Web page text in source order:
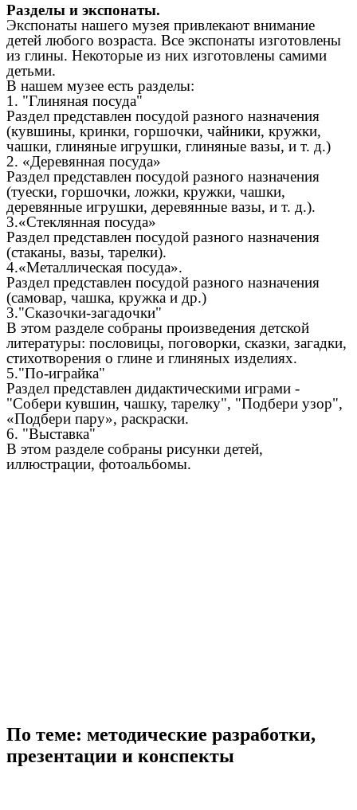
Разделы и экспонаты.
Экспонаты нашего музея привлекают внимание
детей любого возраста. Все экспонаты изготовлены
из глины. Некоторые из них изготовлены самими
детьми.
В нашем музее есть разделы:
1. "Глиняная посуда"
Раздел представлен посудой разного назначения
(кувшины, кринки, горшочки, чайники, кружки,
чашки, глиняные игрушки, глиняные вазы, и т. д.)
2. «Деревянная посуда»
Раздел представлен посудой разного назначения
(туески, горшочки, ложки, кружки, чашки,
деревянные игрушки, деревянные вазы, и т. д.).
3.«Стеклянная посуда»
Раздел представлен посудой разного назначения
(стаканы, вазы, тарелки).
4.«Металлическая посуда».
Раздел представлен посудой разного назначения
(самовар, чашка, кружка и др.)
3."Сказочки-загадочки"
В этом разделе собраны произведения детской
литературы: пословицы, поговорки, сказки, загадки,
стихотворения о глине и глиняных изделиях.
5."По-играйка"
Раздел представлен дидактическими играми -
"Собери кувшин, чашку, тарелку", "Подбери узор",
«Подбери пару», раскраски.
6. "Выставка"
В этом разделе собраны рисунки детей,
иллюстрации, фотоальбомы.
По теме: методические разработки,
презентации и конспекты